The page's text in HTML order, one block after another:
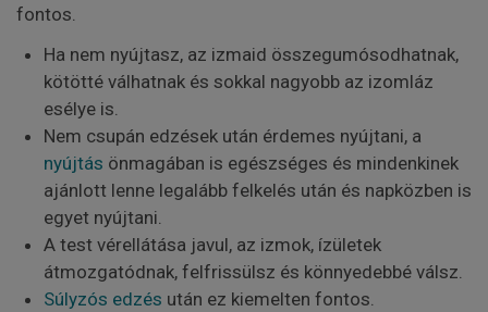
fontos.
Ha nem nyújtasz, az izmaid összegumósodhatnak,
kötötté válhatnak és sokkal nagyobb az izomláz
esélye is.
Nem csupán edzések után érdemes nyújtani, a
nyújtás önmagában is egészséges és mindenkinek
ajánlott lenne legalább felkelés után és napközben is
egyet nyújtani.
A test vérellátása javul, az izmok, ízületek
átmozgatódnak, felfrissülsz és könnyedebbé válsz.
Súlyzós edzés után ez kiemelten fontos.